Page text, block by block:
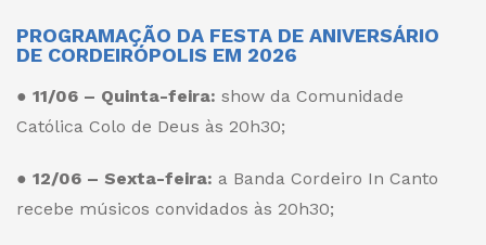
PROGRAMAÇÃO DA FESTA DE ANIVERSÁRIO
DE CORDEIRÓPOLIS EM 2026
● 11/06 – Quinta-feira: show da Comunidade
Católica Colo de Deus às 20h30;
● 12/06 – Sexta-feira: a Banda Cordeiro In Canto
recebe músicos convidados às 20h30;